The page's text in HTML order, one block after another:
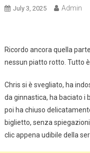
July 3, 2025 Admin
Ricordo ancora quella
nessun piatto rotto. Tutto
Chris si è svegliato, ha
da ginnastica, ha baciato i
poi ha chiuso
biglietto, senza
clic appena udibile della